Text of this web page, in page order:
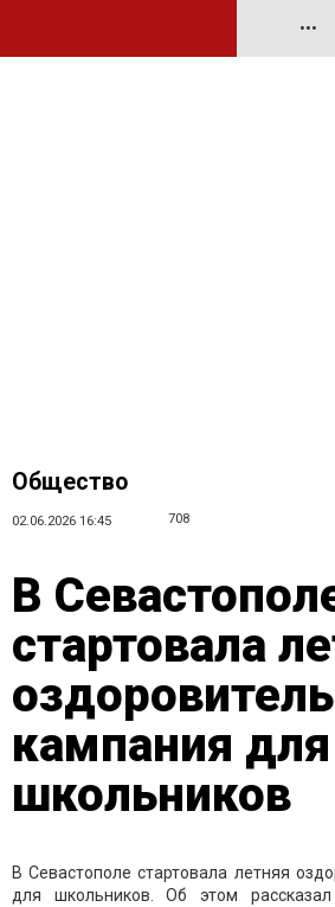
•••
Общество
02.06.2026 16:45 708
В
стартовала
кампания для
школьников
В Севастополе стартовала летняя
для школьников. Об этом